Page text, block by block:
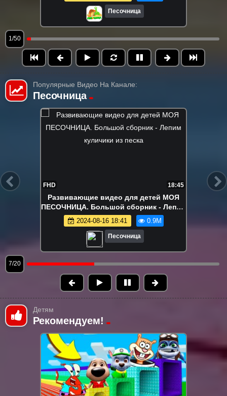
Песочница
1/50
Популярные Видео На Канале:
Песочница
FHD 22:15
Ам Ням в поиске вкусняшек!
Развивающие видео про игрушки
2024-08-12 18:04 840.0K
Песочница
8/20
Детям
Рекомендуем!